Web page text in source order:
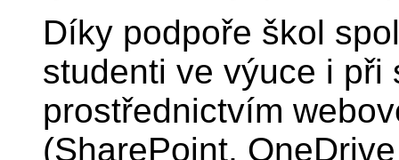
Díky podpoře škol
studenti ve výuce i
prostřednictvím
(SharePoint,